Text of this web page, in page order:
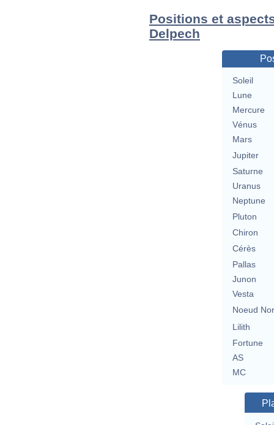
Positions et
Delpech
Soleil
Lune
Mercure
Vénus
Mars
Jupiter
Saturne
Uranus
Neptune
Pluton
Chiron
Cérès
Pallas
Junon
Vesta
Noeud
Lilith
Fortune
AS
MC